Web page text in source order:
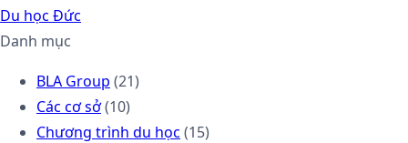
Du học Đức
Danh mục
BLA Group (21)
Các cơ sở(10)
Chương trình du học (15)